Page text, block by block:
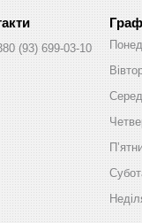
(93) 699-03-10